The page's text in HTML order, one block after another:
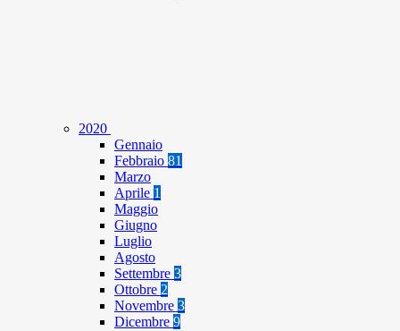
2020
Gennaio
Febbraio 81
Marzo
Aprile 1
Maggio
Giugno
Luglio
Agosto
Settembre 3
Ottobre 2
Novembre 3
Dicembre 9